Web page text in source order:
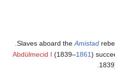
Slaves aboard theAmistad
Abdülmecid I (1839–1861)